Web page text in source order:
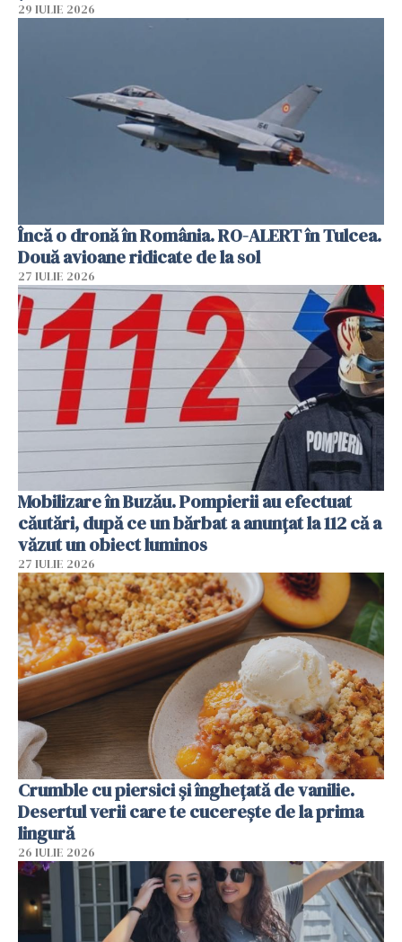
29 IULIE 2026
Încă o dronă în România. RO-ALERT în Tulcea.
Două avioane ridicate de la sol
27 IULIE 2026
Mobilizare în Buzău. Pompierii au efectuat
căutări, după ce un bărbat a anunțat la 112 că a
văzut un obiect luminos
27 IULIE 2026
Crumble cu piersici și înghețată de vanilie.
Desertul verii care te cucerește de la prima
lingură
26 IULIE 2026